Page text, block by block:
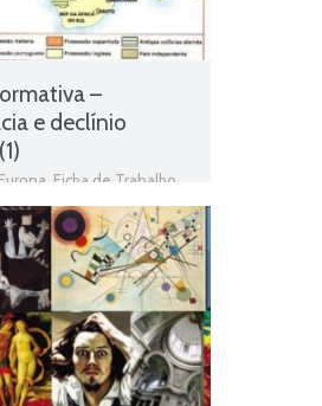
–
e declínio
Ficha de Trabalho
,Hegemonia e declínio da
,História 9º Ano,Jogo
e declínio
de Avaliação